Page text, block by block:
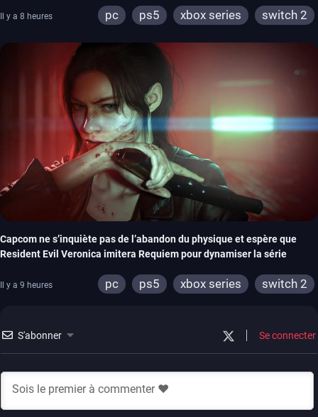
Il y a 8 heures pc ps5 xbox series switch 2
Capcom ne s’inquiète pas de l’abandon du physique et espère que
Resident Evil Veronica imitera Requiem pour dynamiser la série
Il y a 9 heures pc ps5 xbox series switch 2
S'abonner Se connecter